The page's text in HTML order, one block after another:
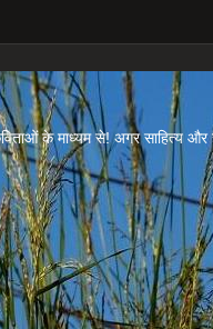
के माध्यम से! अगर साहित्य